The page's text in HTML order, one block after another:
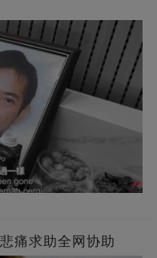
痛求助全网协助